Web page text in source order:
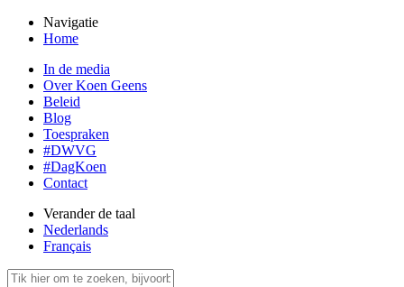
Navigatie
Home
In de media
Over Koen Geens
Beleid
Blog
Toespraken
#DWVG
#DagKoen
Contact
Verander de taal
Nederlands
Français